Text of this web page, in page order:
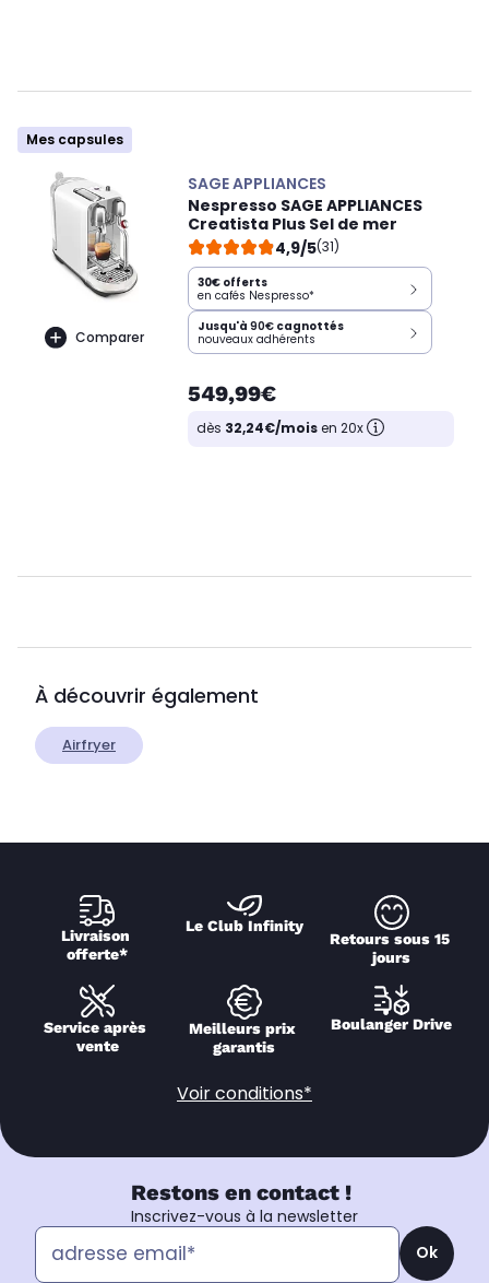
Mes capsules
Comparer
SAGE APPLIANCES
Nespresso SAGE APPLIANCES
Creatista Plus Sel de mer
4,9/5(31)
30€ offerts
en cafés Nespresso*
Jusqu'à 90€ cagnottés
nouveaux adhérents
549,99€
dès 32,24€/moisen 20x
À découvrir également
Airfryer
Livraison
offerte*
Le Club Infinity
Retours sous 15
jours
Service après
vente
Meilleurs prix
garantis
Boulanger Drive
Voir conditions*
Restons en contact !
Inscrivez-vous à la newsletter
Ok